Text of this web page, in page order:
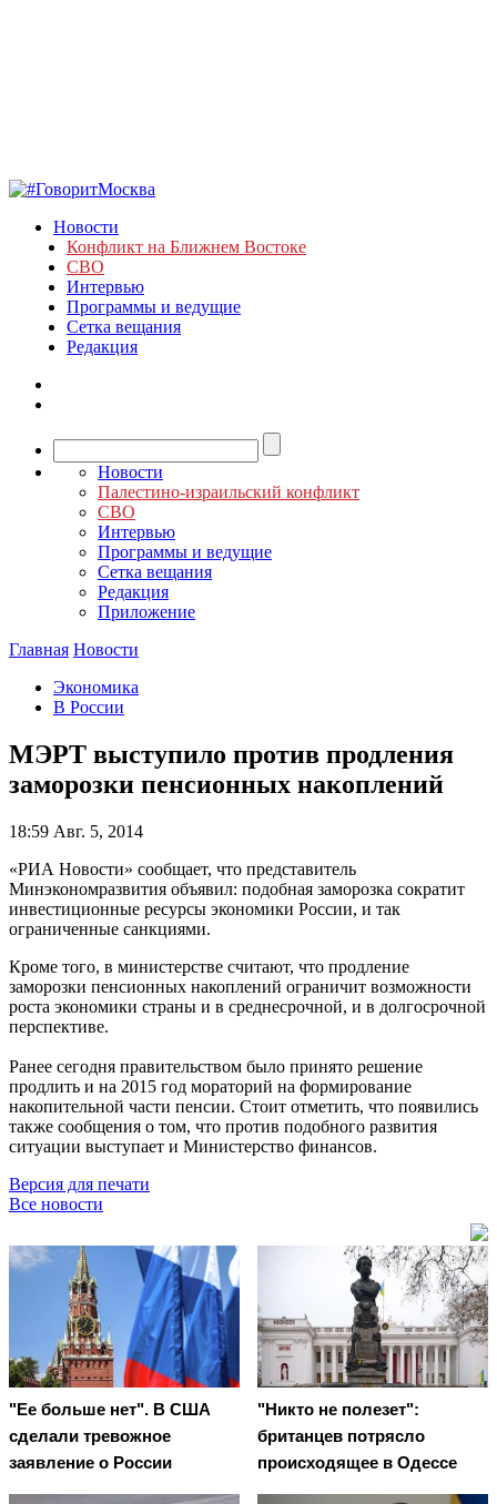
Новости
Конфликт на Ближнем Востоке
СВО
Интервью
Программы и ведущие
Сетка вещания
Редакция
Новости
Палестино-израильский конфликт
СВО
Интервью
Программы и ведущие
Сетка вещания
Редакция
Приложение
Главная Новости
Экономика
В России
МЭРТ выступило против продления
заморозки пенсионных накоплений
18:59 Авг. 5, 2014
«РИА Новости» сообщает, что представитель
Минэкономразвития объявил: подобная заморозка сократит
инвестиционные ресурсы экономики России, и так
ограниченные санкциями.
Кроме того, в министерстве считают, что продление
заморозки пенсионных накоплений ограничит возможности
роста экономики страны и в среднесрочной, и в долгосрочной
перспективе.
Ранее сегодня правительством было принято решение
продлить и на 2015 год мораторий на формирование
накопительной части пенсии. Стоит отметить, что появились
также сообщения о том, что против подобного развития
ситуации выступает и Министерство финансов.
Версия для печати
Все новости
"Ее больше нет". В США
сделали тревожное
заявление о России
"Никто не полезет":
британцев потрясло
происходящее в Одессе